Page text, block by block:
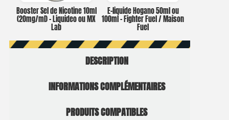
Booster Sel de Nicotine 10ml
(20mg/ml) – Liquideo ou MX
Lab
E-liquide Hogano 50ml ou
100ml – Fighter Fuel / Maison
Fuel
DESCRIPTION
INFORMATIONS COMPLÉMENTAIRES
PRODUITS COMPATIBLES